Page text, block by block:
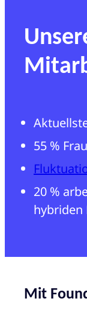
55 %
20 %
hybriden
Mit